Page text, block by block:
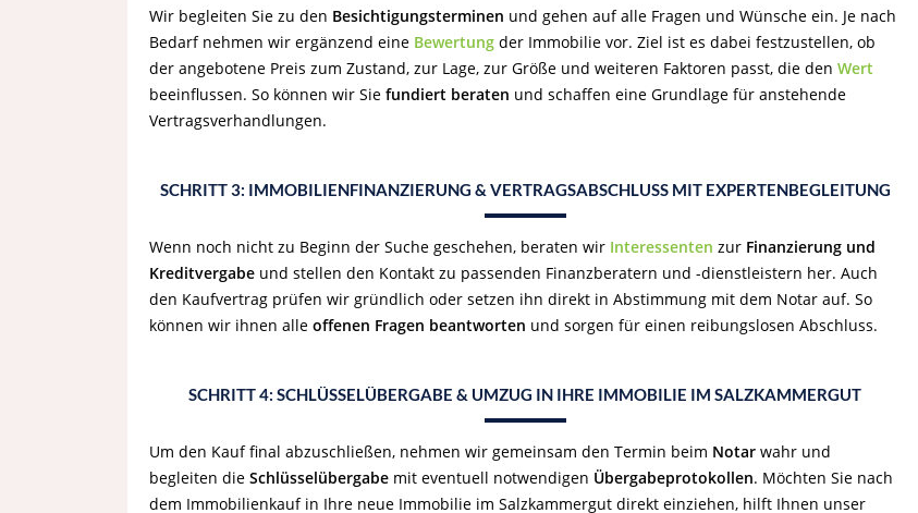
Wir begleiten Sie zu den Besichtigungsterminen und gehen auf alle Fragen und Wünsche ein. Je nach
Bedarf nehmen wir ergänzend eine Bewertung der Immobilie vor. Ziel ist es dabei festzustellen, ob
der angebotene Preis zum Zustand, zur Lage, zur Größe und weiteren Faktoren passt, die den Wert
beeinflussen. So können wir Sie fundiert beraten und schaffen eine Grundlage für anstehende
Vertragsverhandlungen.
SCHRITT 3: IMMOBILIENFINANZIERUNG & VERTRAGSABSCHLUSS MIT EXPERTENBEGLEITUNG
Wenn noch nicht zu Beginn der Suche geschehen, beraten wir Interessenten zur Finanzierung und
Kreditvergabe und stellen den Kontakt zu passenden Finanzberatern und -dienstleistern her. Auch
den Kaufvertrag prüfen wir gründlich oder setzen ihn direkt in Abstimmung mit dem Notar auf. So
können wir ihnen alle offenen Fragen beantworten und sorgen für einen reibungslosen Abschluss.
SCHRITT 4: SCHLÜSSELÜBERGABE & UMZUG IN IHRE IMMOBILIE IM SALZKAMMERGUT
Um den Kauf final abzuschließen, nehmen wir gemeinsam den Termin beim Notar wahr und
begleiten die Schlüsselübergabe mit eventuell notwendigen Übergabeprotokollen. Möchten Sie nach
dem Immobilienkauf in Ihre neue Immobilie im Salzkammergut direkt einziehen, hilft Ihnen unser